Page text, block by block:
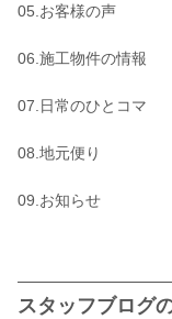
05.お客様の声
06.施工物件の情報
07.日常のひとコマ
08.地元便り
09.お知らせ
スタッフブログ